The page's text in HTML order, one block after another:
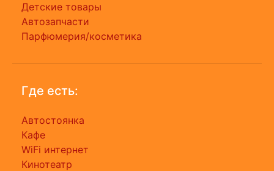
Детские товары
Автозапчасти
Парфюмерия/косметика
Где есть:
Автостоянка
Кафе
WiFi интернет
Кинотеатр